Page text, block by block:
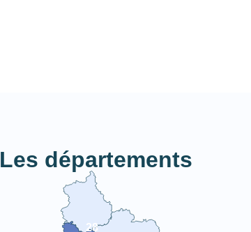
Les départements
28